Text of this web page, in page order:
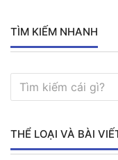
TÌM KIẾM NHANH
THỂ LOẠI VÀ BÀI